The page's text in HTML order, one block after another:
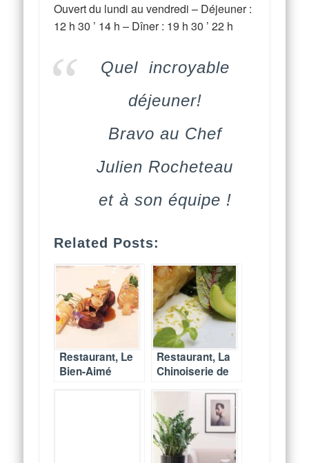
Ouvert du lundi au vendredi – Déjeuner :
12 h 30 ’ 14 h – Dîner : 19 h 30 ’ 22 h
Quel incroyable
déjeuner!
Bravo au Chef
Julien Rocheteau
et à son équipe !
Related Posts:
Restaurant, Le
Bien-Aimé
Restaurant, La
Chinoiserie de
Paris Madeleine